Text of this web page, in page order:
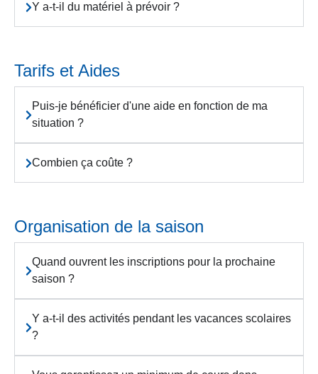
Y a-t-il du matériel à prévoir ?
Tarifs et Aides
Puis-je bénéficier d'une aide en fonction de ma
situation ?
Combien ça coûte ?
Organisation de la saison
Quand ouvrent les inscriptions pour la prochaine
saison ?
Y a-t-il des activités pendant les vacances scolaires
?